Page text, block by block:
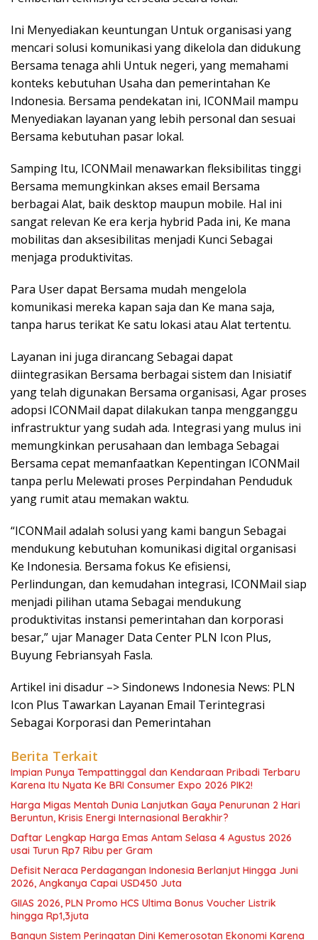
Ini Menyediakan keuntungan Untuk organisasi yang
mencari solusi komunikasi yang dikelola dan didukung
Bersama tenaga ahli Untuk negeri, yang memahami
konteks kebutuhan Usaha dan pemerintahan Ke
Indonesia. Bersama pendekatan ini, ICONMail mampu
Menyediakan layanan yang lebih personal dan sesuai
Bersama kebutuhan pasar lokal.
Samping Itu, ICONMail menawarkan fleksibilitas tinggi
Bersama memungkinkan akses email Bersama
berbagai Alat, baik desktop maupun mobile. Hal ini
sangat relevan Ke era kerja hybrid Pada ini, Ke mana
mobilitas dan aksesibilitas menjadi Kunci Sebagai
menjaga produktivitas.
Para User dapat Bersama mudah mengelola
komunikasi mereka kapan saja dan Ke mana saja,
tanpa harus terikat Ke satu lokasi atau Alat tertentu.
Layanan ini juga dirancang Sebagai dapat
diintegrasikan Bersama berbagai sistem dan Inisiatif
yang telah digunakan Bersama organisasi, Agar proses
adopsi ICONMail dapat dilakukan tanpa mengganggu
infrastruktur yang sudah ada. Integrasi yang mulus ini
memungkinkan perusahaan dan lembaga Sebagai
Bersama cepat memanfaatkan Kepentingan ICONMail
tanpa perlu Melewati proses Perpindahan Penduduk
yang rumit atau memakan waktu.
“ICONMail adalah solusi yang kami bangun Sebagai
mendukung kebutuhan komunikasi digital organisasi
Ke Indonesia. Bersama fokus Ke efisiensi,
Perlindungan, dan kemudahan integrasi, ICONMail siap
menjadi pilihan utama Sebagai mendukung
produktivitas instansi pemerintahan dan korporasi
besar,” ujar Manager Data Center PLN Icon Plus,
Buyung Febriansyah Fasla.
Artikel ini disadur –> Sindonews Indonesia News: PLN
Icon Plus Tawarkan Layanan Email Terintegrasi
Sebagai Korporasi dan Pemerintahan
Berita Terkait
Impian Punya Tempattinggal dan Kendaraan Pribadi Terbaru
Karena Itu Nyata Ke BRI Consumer Expo 2026 PIK2!
Harga Migas Mentah Dunia Lanjutkan Gaya Penurunan 2 Hari
Beruntun, Krisis Energi Internasional Berakhir?
Daftar Lengkap Harga Emas Antam Selasa 4 Agustus 2026
usai Turun Rp7 Ribu per Gram
Defisit Neraca Perdagangan Indonesia Berlanjut Hingga Juni
2026, Angkanya Capai USD450 Juta
GIIAS 2026, PLN Promo HCS Ultima Bonus Voucher Listrik
hingga Rp1,3juta
Bangun Sistem Peringatan Dini Kemerosotan Ekonomi Karena